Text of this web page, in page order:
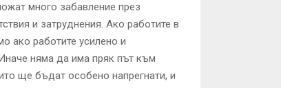
много забавление през
и затруднения. Ако работите в
ако работите усилено и
няма да има пряк път към
ще бъдат особено напрегнати, и